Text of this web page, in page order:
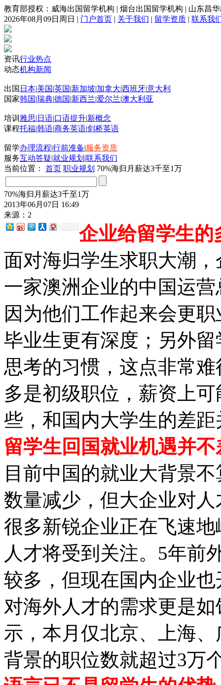
教育部授权：威海出国留学机构 | 烟台出国留学机构 | 山东昌
2026年08月09日周日 | 门户首页 | 关于我们 | 留学资质 | 联系我
资讯行业热点
动态机构新闻
出国 日本|美国|英国|新加坡|加拿大|西班牙|意大利
国家韩国|瑞典|德国|新西兰|爱尔兰|澳大利亚
培训 雅思| 日语|口语提升|新概念
课程托福|韩语|商务英语|剑桥英语
留学办理流程|行前准备|服务资质
服务互动答疑|就业规划 |联系我们
当前位置：
首页 职业规划 70%海归月薪达3千至1万
70%海归月薪达3千至1万
2013年06月07日 16:49
来源：2
企业给留学生的
面对海归学生求职大潮
一家澳洲企业的中国运
因为他们工作起来会更
毕业生更有深度；另外
思考的习惯，这点非常
多是初级职位，薪资上
些，和国内大学生的差
留学生回国就业机遇并不
目前中国的就业大背景
数量减少，但大企业对
很多新锐企业正在飞速
人才将受到关注。5年前
较多，但现在国内企业
对海外人才的需求更是
示，本月仅北京、上海
背景的职位数就超过3万